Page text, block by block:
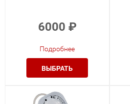
6000 ₽
Подробнее
ВЫБРАТЬ